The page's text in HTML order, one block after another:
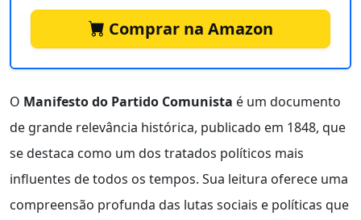
Comprar na Amazon
O Manifesto do Partido Comunista é um documento
de grande relevância histórica, publicado em 1848, que
se destaca como um dos tratados políticos mais
influentes de todos os tempos. Sua leitura oferece uma
compreensão profunda das lutas sociais e políticas que